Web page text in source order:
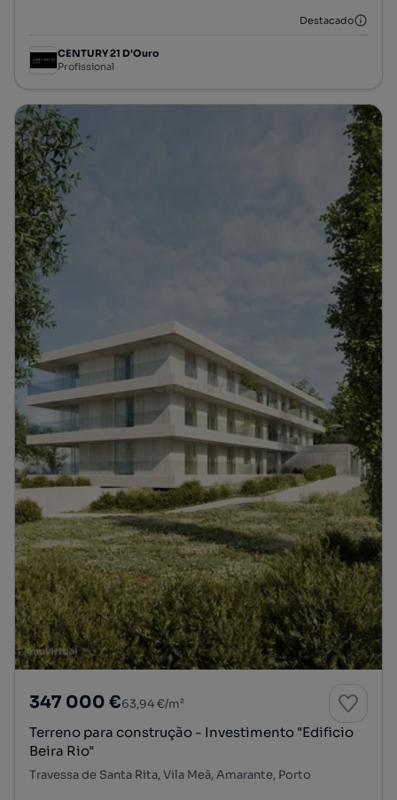
Destacado
CENTURY 21 D'Ouro
Profissional
347 000 €63,94 €/m²
Terreno para construção - Investimento "Edificio
Beira Rio"
Travessa de Santa Rita, Vila Meã, Amarante, Porto